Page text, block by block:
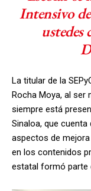
Intensivo
ustedes
La titular de la
Rocha Moya, al ser
siempre está
Sinaloa, que
aspectos de
en los contenidos
estatal formó parte